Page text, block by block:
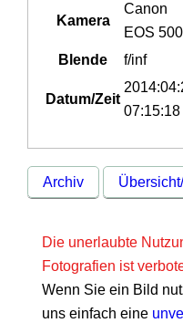
Kamera
Canon
EOS
Blende
f/inf
Datum/Zeit
07:15:18
Archiv
Die unerlaubte
Fotografien ist
Wenn Sie ein Bild
uns einfach eine